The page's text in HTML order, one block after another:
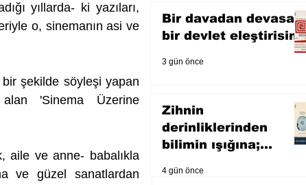
yıllarda- ki yazıları,
o, sinemanın asi ve
bir şekilde söyleşi yapan
alan 'Sinema Üzerine
aile ve anne- babalıkla
ve güzel sanatlardan
Bir davadan devasa
bir devlet eleştirisine
3 gün önce
Zihnin
derinliklerinden
bilimin ışığına;
4 gün önce